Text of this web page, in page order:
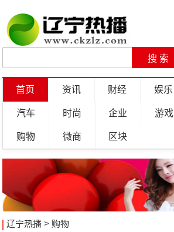
首页 资讯 财经 娱乐
汽车 时尚 企业 游戏
购物 微商 区块
辽宁热播> 购物